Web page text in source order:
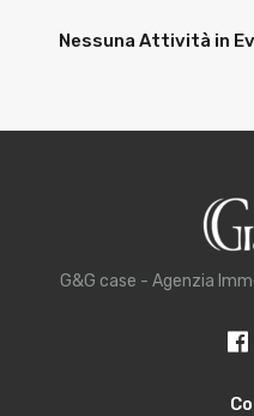
Nessuna Attività in
G&G case - Agenzia